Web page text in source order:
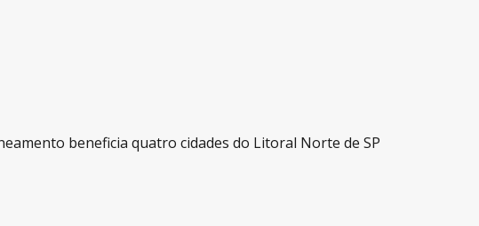
beneficia quatro cidades do Litoral Norte de SP